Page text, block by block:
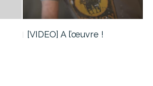
[VIDEO] A l’œuvre !